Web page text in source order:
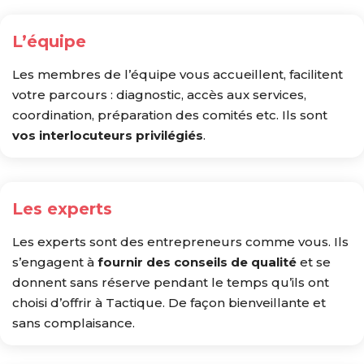
L’équipe
Les membres de l’équipe vous accueillent, facilitent
votre parcours : diagnostic, accès aux services,
coordination, préparation des comités etc. Ils sont
vos interlocuteurs privilégiés.
Les experts
Les experts sont des entrepreneurs comme vous. Ils
s’engagent à fournir des conseils de qualité et se
donnent sans réserve pendant le temps qu’ils ont
choisi d’offrir à Tactique. De façon bienveillante et
sans complaisance.